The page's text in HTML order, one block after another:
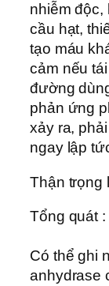
nhiễm độc,
cầu hạt,
tạo máu
cảm nếu
đường
phản ứng
xảy ra,
ngay lập
Thận trọng
Tổng quát :
Có thể ghi
anhydrase